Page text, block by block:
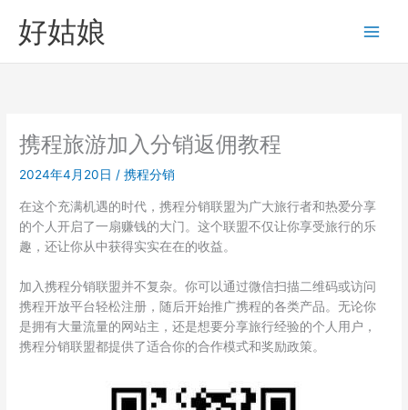
好姑娘
携程旅游加入分销返佣教程
2024年4月20日/携程分销
在这个充满机遇的时代，携程分销联盟为广大旅行者和热爱分享
的个人开启了一扇赚钱的大门。这个联盟不仅让你享受旅行的乐
趣，还让你从中获得实实在在的收益。
加入携程分销联盟并不复杂。你可以通过微信扫描二维码或访问
携程开放平台轻松注册，随后开始推广携程的各类产品。无论你
是拥有大量流量的网站主，还是想要分享旅行经验的个人用户，
携程分销联盟都提供了适合你的合作模式和奖励政策。